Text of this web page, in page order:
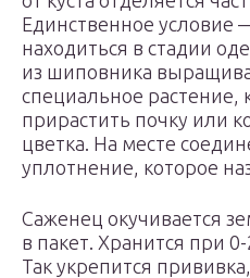
Единственное условие
находиться в стадии
из шиповника
специальное растение,
прирастить почку или
цветка. На месте
уплотнение, которое
Саженец окучивается
в пакет. Хранится при
Так укрепится